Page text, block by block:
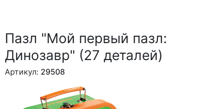
Пазл "Мой первый пазл:
Динозавр" (27 деталей)
Артикул: 29508